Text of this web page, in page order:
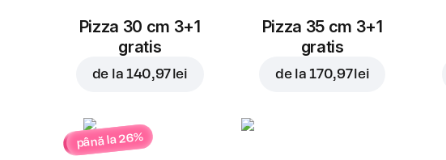
Pizza 30 cm 3+1
gratis
de la 140,97 lei
Pizza 35 cm 3+1
gratis
de la170,97 lei
până la 26%